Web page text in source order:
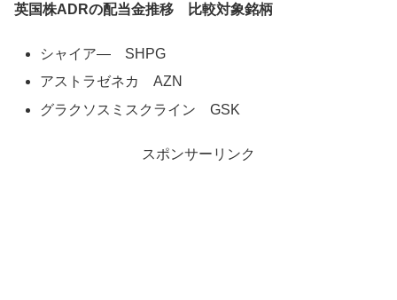
英国株ADRの配当金推移 比較対象銘柄
シャイア― SHPG
アストラゼネカ AZN
グラクソスミスクライン GSK
スポンサーリンク